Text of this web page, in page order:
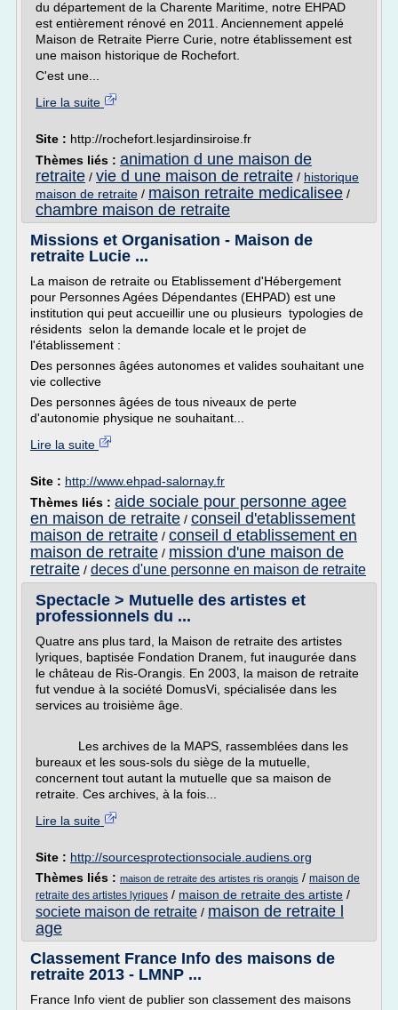
du département de la Charente Maritime, notre EHPAD
est entièrement rénové en 2011. Anciennement appelé
Maison de Retraite Pierre Curie, notre établissement est
une maison historique de Rochefort.
C'est une...
Lire la suite
Site : http://rochefort.lesjardinsiroise.fr
Thèmes liés : animation d une maison de
retraite / vie d une maison de retraite / historique
maison de retraite / maison retraite medicalisee /
chambre maison de retraite
Missions et Organisation - Maison de
retraite Lucie ...
La maison de retraite ou Etablissement d'Hébergement
pour Personnes Agées Dépendantes (EHPAD) est une
institution qui peut accueillir une ou plusieurs typologies de
résidents selon la demande locale et le projet de
l'établissement :
Des personnes âgées autonomes et valides souhaitant une
vie collective
Des personnes âgées de tous niveaux de perte
d'autonomie physique ne souhaitant...
Lire la suite
Site : http://www.ehpad-salornay.fr
Thèmes liés : aide sociale pour personne agee
en maison de retraite / conseil d'etablissement
maison de retraite / conseil d etablissement en
maison de retraite / mission d'une maison de
retraite / deces d'une personne en maison de retraite
Spectacle > Mutuelle des artistes et
professionnels du ...
Quatre ans plus tard, la Maison de retraite des artistes
lyriques, baptisée Fondation Dranem, fut inaugurée dans
le château de Ris-Orangis. En 2003, la maison de retraite
fut vendue à la société DomusVi, spécialisée dans les
services au troisième âge.
Les archives de la MAPS, rassemblées dans les
bureaux et les sous-sols du siège de la mutuelle,
concernent tout autant la mutuelle que sa maison de
retraite. Ces archives, à la fois...
Lire la suite
Site : http://sourcesprotectionsociale.audiens.org
Thèmes liés : maison de retraite des artistes ris orangis / maison de
retraite des artistes lyriques / maison de retraite des artiste /
societe maison de retraite / maison de retraite l
age
Classement France Info des maisons de
retraite 2013 - LMNP ...
France Info vient de publier son classement des maisons